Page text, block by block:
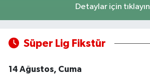
Detaylar için tıklayın
Süper Lig Fikstür
14 Ağustos, Cuma